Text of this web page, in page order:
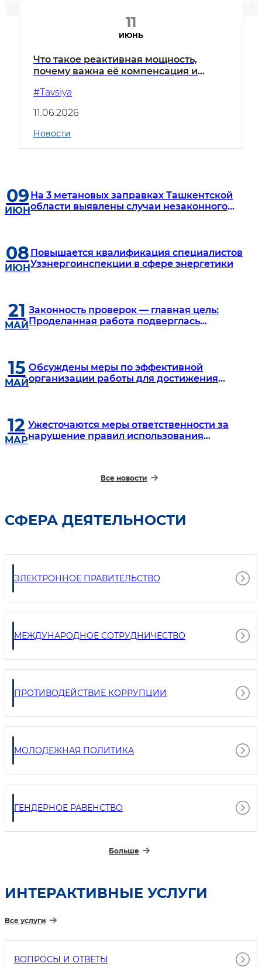
11
ИЮНЬ
Что такое реактивная мощность,
почему важна её компенсация и
#Tavsiya
11.06.2026
Новости
09
ИЮН
На 3 метановых заправках Ташкентской
области выявлены случаи незаконного
08
ИЮН
Повышается квалификация специалистов
Узэнергоинспекции в сфере энергетики
21
МАЙ
Законность проверок — главная цель:
Проделанная работа подверглась
15
МАЙ
Обсуждены меры по эффективной
организации работы для достижения
12
МАР
Ужесточаются меры ответственности за
нарушение правил использования
Все новости
СФЕРА ДЕЯТЕЛЬНОСТИ
ЭЛЕКТРОННОЕ ПРАВИТЕЛЬСТВО
МЕЖДУНАРОДНОЕ СОТРУДНИЧЕСТВО
ПРОТИВОДЕЙСТВИЕ КОРРУПЦИИ
МОЛОДЕЖНАЯ ПОЛИТИКА
ГЕНДЕРНОЕ РАВЕНСТВО
Больше
ИНТЕРАКТИВНЫЕ УСЛУГИ
Все услуги
ВОПРОСЫ И ОТВЕТЫ